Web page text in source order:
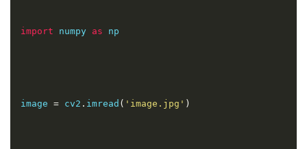
import numpy as np
image = cv2 . imread ( 'image.jpg' )